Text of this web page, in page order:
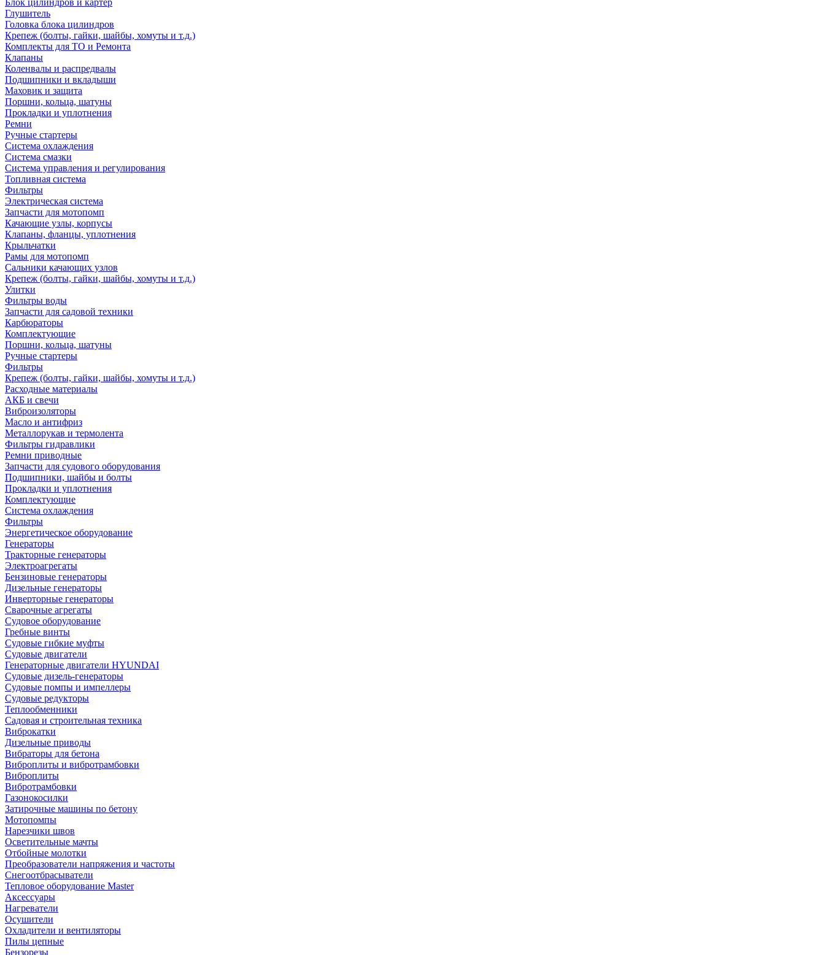
Блок цилиндров и картер
Глушитель
Головка блока цилиндров
Крепеж (болты, гайки, шайбы, хомуты и т.д.)
Комплекты для ТО и Ремонта
Клапаны
Коленвалы и распредвалы
Подшипники и вкладыши
Маховик и защита
Поршни, кольца, шатуны
Прокладки и уплотнения
Ремни
Ручные стартеры
Система охлаждения
Система смазки
Система управления и регулирования
Топливная система
Фильтры
Электрическая система
Запчасти для мотопомп
Качающие узлы, корпусы
Клапаны, фланцы, уплотнения
Крыльчатки
Рамы для мотопомп
Сальники качающих узлов
Крепеж (болты, гайки, шайбы, хомуты и т.д.)
Улитки
Фильтры воды
Запчасти для садовой техники
Карбюраторы
Комплектующие
Поршни, кольца, шатуны
Ручные стартеры
Фильтры
Крепеж (болты, гайки, шайбы, хомуты и т.д.)
Расходные материалы
АКБ и свечи
Виброизоляторы
Масло и антифриз
Металлорукав и термолента
Фильтры гидравлики
Ремни приводные
Запчасти для судового оборудования
Подшипники, шайбы и болты
Прокладки и уплотнения
Комплектующие
Система охлаждения
Фильтры
Энергетическое оборудование
Генераторы
Тракторные генераторы
Электроагрегаты
Бензиновые генераторы
Дизельные генераторы
Инверторные генераторы
Сварочные агрегаты
Судовое оборудование
Гребные винты
Судовые гибкие муфты
Судовые двигатели
Генераторные двигатели HYUNDAI
Судовые дизель-генераторы
Судовые помпы и импеллеры
Судовые редукторы
Теплообменники
Садовая и строительная техника
Виброкатки
Дизельные приводы
Вибраторы для бетона
Виброплиты и вибротрамбовки
Виброплиты
Вибротрамбовки
Газонокосилки
Затирочные машины по бетону
Мотопомпы
Нарезчики швов
Осветительные мачты
Отбойные молотки
Преобразователи напряжения и частоты
Снегоотбрасыватели
Тепловое оборудование Master
Аксессуары
Нагреватели
Осушители
Охладители и вентиляторы
Пилы цепные
Бензорезы